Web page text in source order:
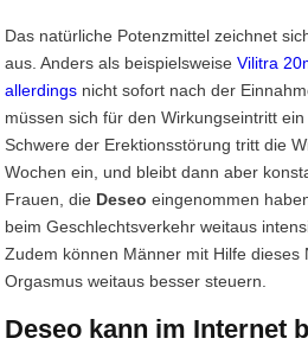
Das natürliche Potenzmittel zeichnet
aus. Anders als beispielsweiseVilitra
allerdings nicht sofort nach der
müssen sich für den Wirkungseintritt
Schwere der Erektionsstörung tritt die
Wochen ein, und bleibt dann aber
Frauen, die Deseo eingenommen
beim Geschlechtsverkehr weitaus
Zudem können Männer mit Hilfe dieses
Orgasmus weitaus besser steuern.
Deseo kann im Internet